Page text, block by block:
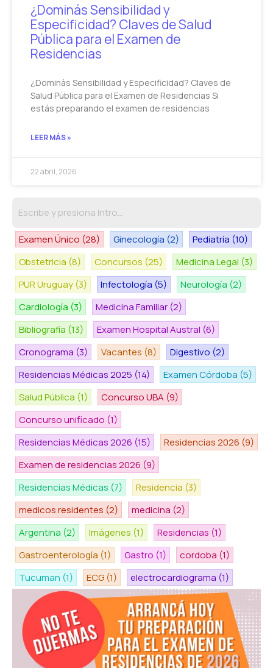
¿Dominás Sensibilidad y
Especificidad? Claves de Salud
Pública para el Examen de
Residencias
¿Dominás Sensibilidad y Especificidad? Claves de
Salud Pública para el Examen de Residencias Si
estás preparando el examen de residencias
LEER MÁS »
22 abril, 2026
Examen Único (28) Ginecología (2) Pediatría (10)
Obstetricia (8) Concursos (25) Medicina Legal (3)
PUR Uruguay (3) Infectología (5) Neurología (2)
Cardiología (3) Medicina Familiar (2)
Bibliografía (13) Examen Hospital Austral (6)
Cronograma (3) Vacantes (8) Digestivo (2)
Residencias Médicas 2025 (14) Examen Córdoba (5)
Salud Pública (1) Concurso UBA (9)
Concurso unificado (1)
Residencias Médicas 2026 (15) Residencias 2026 (9)
Examen de residencias 2026 (9)
Residencias Médicas (7) Residencia (3)
medicos residentes (2) medicina (2)
Argentina (2) Imágenes (1) Residencias (1)
Gastroenterología (1) Gastro (1) cordoba (1)
Tucuman (1) ECG (1) electrocardiograma (1)